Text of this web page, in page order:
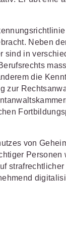
passen.
Dienstrecht
Recht
JURIS
Qualifiziert und
Fortbildungen
allen wichtigen
mehr
Neben
sind in
die
zur
von
Personen